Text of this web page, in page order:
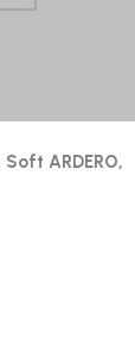
ARDERO,